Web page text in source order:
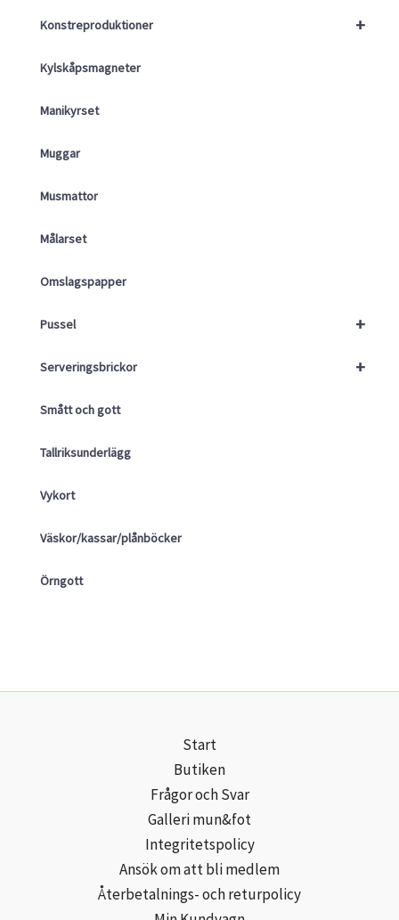
+
Konstreproduktioner
Kylskåpsmagneter
Manikyrset
Muggar
Musmattor
Målarset
Omslagspapper
+
Pussel
+
Serveringsbrickor
Smått och gott
Tallriksunderlägg
Vykort
Väskor/kassar/plånböcker
Örngott
Start
Butiken
Frågor och Svar
Galleri mun&fot
Integritetspolicy
Ansök om att bli medlem
Återbetalnings- och returpolicy